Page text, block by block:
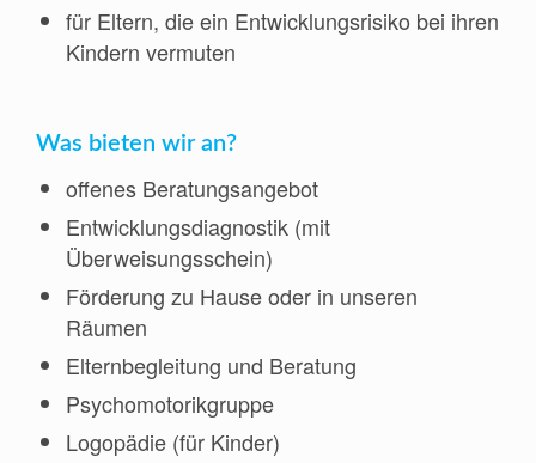
für Eltern, die ein Entwicklungsrisiko bei ihren
Kindern vermuten
Was bieten wir an?
offenes Beratungsangebot
Entwicklungsdiagnostik (mit
Überweisungsschein)
Förderung zu Hause oder in unseren
Räumen
Elternbegleitung und Beratung
Psychomotorikgruppe
Logopädie (für Kinder)